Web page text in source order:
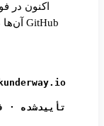
اکنون در
تأییدشده ·